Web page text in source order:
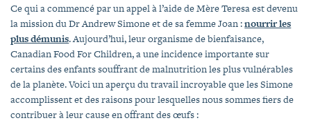
Ce qui a commencé par un appel à l’aide de Mère Teresa est devenu
la mission du Dr Andrew Simone et de sa femme Joan :nourrir les
plus démunis. Aujourd’hui, leur organisme de bienfaisance,
Canadian Food For Children, a une incidence importante sur
certains des enfants souffrant de malnutrition les plus vulnérables
de la planète. Voici un aperçu du travail incroyable que les Simone
accomplissent et des raisons pour lesquelles nous sommes fiers de
contribuer à leur cause en offrant des œufs :